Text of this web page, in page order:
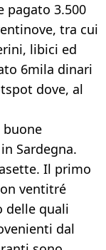
pagato 3.500
tra cui
libici ed
6mila dinari
dove, al
Sardegna.
Il primo
ventitré
delle quali
dal